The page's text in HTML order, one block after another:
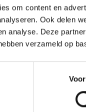
om content en
Ook delen
analyse. Deze
verzameld op